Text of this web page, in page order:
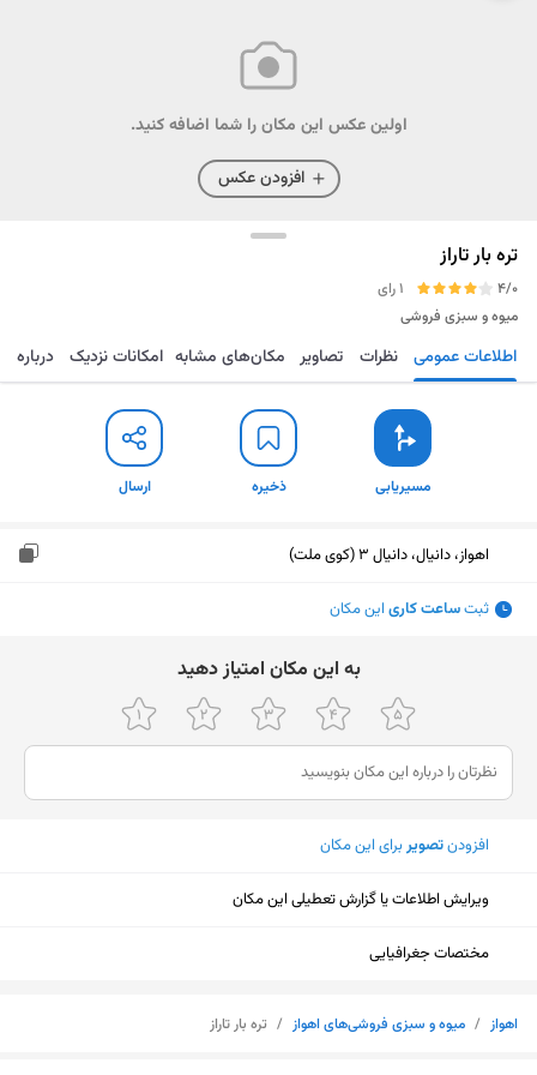
اولین عکس این مکان را شما اضافه کنید.
افزودن عکس
تره بار تاراز
4/0
1 رای
میوه و سبزی فروشی
مسیریابی ذخیره ارسال اطلاعات عمومی نظرات تصاویر مکان‌های مشابه امکانات نزدیک درباره
مسیریابی ذخیره ارسال
اهواز، دانیال، دانیال 3 (کوی ملت)
ثبتساعت کاری این مکان
ﺑﻪ اﯾﻦ ﻣﮑﺎن اﻣﺘﯿﺎز دﻫﯿﺪ
افزودنتصویربرای این مکان
ویرایش اطلاعات یا گزارش تعطیلی این مکان
مختصات جغرافیایی
اهواز / میوه و سبزی فروشی‌های اهواز / تره بار تاراز